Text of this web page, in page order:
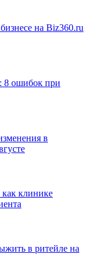
на Biz360.ru
8 ошибок при
в
клинике
в ритейле на